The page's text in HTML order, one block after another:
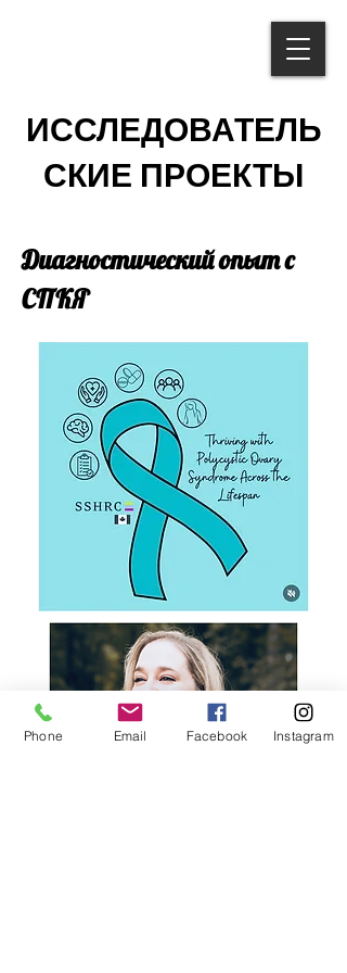
ИССЛЕДОВАТЕЛЬ
СКИЕ ПРОЕКТЫ
Диагностический опыт с
СПКЯ
Phone Email Facebook Instagram